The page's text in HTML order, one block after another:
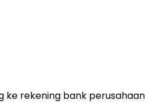
rekening bank